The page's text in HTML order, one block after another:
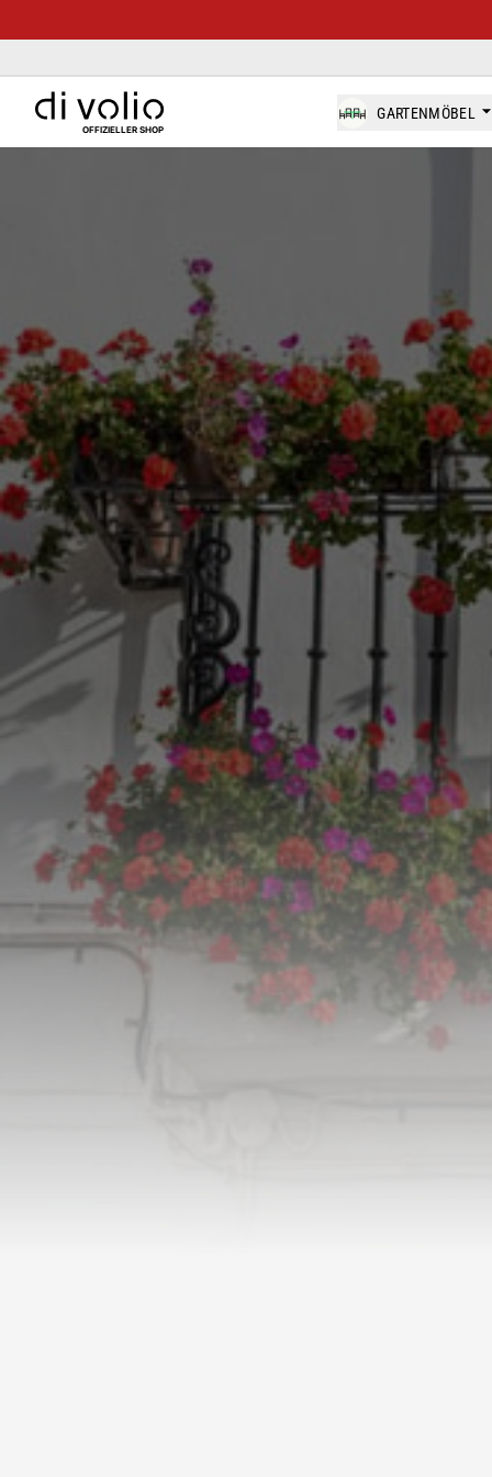
di-volio.com
OFFIZIELLER SHOP
GARTENMÖBEL